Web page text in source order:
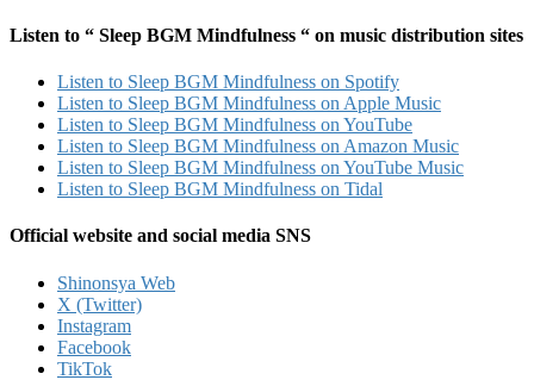
Listen to “ Sleep BGM Mindfulness “ on music distribution sites
Listen to Sleep BGM Mindfulness on Spotify
Listen to Sleep BGM Mindfulness on Apple Music
Listen to Sleep BGM Mindfulness on YouTube
Listen to Sleep BGM Mindfulness on Amazon Music
Listen to Sleep BGM Mindfulness on YouTube Music
Listen to Sleep BGM Mindfulness on Tidal
Official website and social media SNS
Shinonsya Web
X (Twitter)
Instagram
Facebook
TikTok